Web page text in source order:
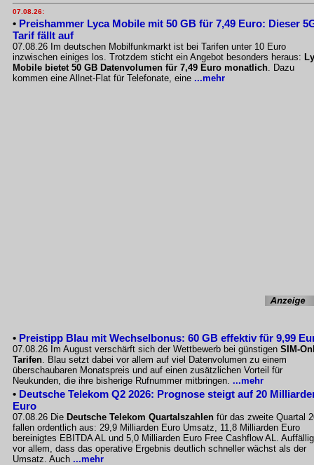
07.08.26:
• Preishammer Lyca Mobile mit 50 GB für 7,49 Euro: Dieser
Tarif fällt auf
07.08.26 Im deutschen Mobilfunkmarkt ist bei Tarifen unter 10 Euro
inzwischen einiges los. Trotzdem sticht ein Angebot besonders heraus:
Mobile bietet 50 GB Datenvolumen für 7,49 Euro monatlich. Dazu
kommen eine Allnet-Flat für Telefonate, eine ...mehr
• Preistipp Blau mit Wechselbonus: 60 GB effektiv für 9,99
07.08.26 Im August verschärft sich der Wettbewerb bei günstigen SIM-
Tarifen. Blau setzt dabei vor allem auf viel Datenvolumen zu einem
überschaubaren Monatspreis und auf einen zusätzlichen Vorteil für
Neukunden, die ihre bisherige Rufnummer mitbringen. ...mehr
• Deutsche Telekom Q2 2026: Prognose steigt auf 20
Euro
07.08.26 Die Deutsche Telekom Quartalszahlen für das zweite Quartal
fallen ordentlich aus: 29,9 Milliarden Euro Umsatz, 11,8 Milliarden Euro
bereinigtes EBITDA AL und 5,0 Milliarden Euro Free Cashflow AL.
vor allem, dass das operative Ergebnis deutlich schneller wächst als der
Umsatz. Auch ...mehr